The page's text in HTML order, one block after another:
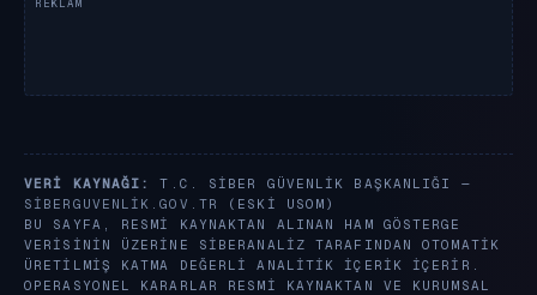
VERI KAYNAĞI:
T.C. SIBER GÜVENLIK BAŞKANLIĞI —
SIBERGUVENLIK.GOV.TR
(ESKI USOM)
BU SAYFA, RESMI KAYNAKTAN ALINAN HAM GÖSTERGE
VERISININ ÜZERINE SIBERANALIZ TARAFINDAN OTOMATIK
ÜRETILMIŞ KATMA DEĞERLI ANALITIK IÇERIK IÇERIR.
OPERASYONEL KARARLAR RESMI KAYNAKTAN VE KURUMSAL